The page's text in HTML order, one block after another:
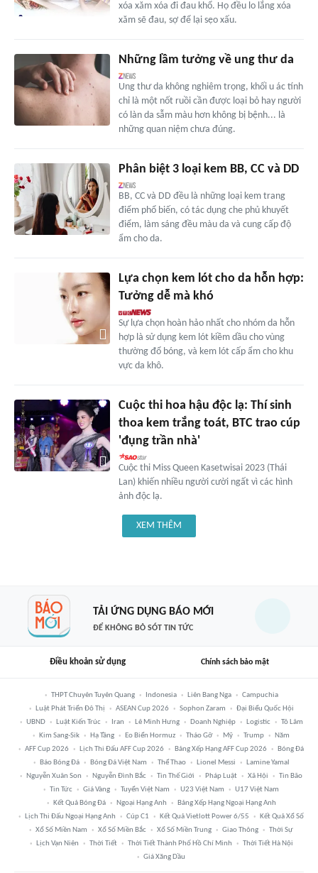
xóa xăm xóa đi đau khổ. Họ đều lo lắng xóa
xăm sẽ đau, sợ để lại sẹo xấu.
Những lầm tưởng về ung thư da
Ung thư da không nghiêm trọng, khối u ác tính
chỉ là một nốt ruồi cần được loại bỏ hay người
có làn da sẫm màu hơn không bị bệnh... là
những quan niệm chưa đúng.
Phân biệt 3 loại kem BB, CC và DD
BB, CC và DD đều là những loại kem trang
điểm phổ biến, có tác dụng che phủ khuyết
điểm, làm sáng đều màu da và cung cấp độ
ẩm cho da.
Lựa chọn kem lót cho da hỗn hợp:
Tưởng dễ mà khó
Sự lựa chọn hoàn hảo nhất cho nhóm da hỗn
hợp là sử dụng kem lót kiềm dầu cho vùng
thường đổ bóng, và kem lót cấp ẩm cho khu
vực da khô.
Cuộc thi hoa hậu độc lạ: Thí sinh
thoa kem trắng toát, BTC trao cúp
'đụng trần nhà'
Cuộc thi Miss Queen Kasetwisai 2023 (Thái
Lan) khiến nhiều người cười ngất vì các hình
ảnh độc lạ.
XEM THÊM
TẢI ỨNG DỤNG BÁO MỚI
ĐỂ KHÔNG BỎ SÓT TIN TỨC
Điều khoản sử dụng Chính sách bảo mật
THPT Chuyên Tuyên Quang Indonesia Liên Bang Nga
Campuchia
Luật Phát Triển Đô Thị
ASEAN Cup 2026 Sophon Zaram
Đại Biểu Quốc Hội
UBND
Luật Kiến Trúc Iran Lê Minh Hưng Doanh Nghiệp Logistic
Tô Lâm
Kim Sang-Sik
Hạ Tầng Eo Biển Hormuz Tháo Gỡ Mỹ Trump
Năm
AFF Cup 2026
Lịch Thi Đấu AFF Cup 2026 Bảng Xếp Hạng AFF Cup 2026
Bóng Đá
Báo Bóng Đá
Bóng Đá Việt Nam Thể Thao Lionel Messi
Lamine Yamal
Nguyễn Xuân Son
Nguyễn Đình Bắc Tin Thế Giới Pháp Luật Xã Hội
Tin Bão
Tin Tức
Giá Vàng Tuyển Việt Nam U23 Việt Nam
U17 Việt Nam
Kết Quả Bóng Đá
Ngoại Hạng Anh
Bảng Xếp Hạng Ngoại Hạng Anh
Lịch Thi Đấu Ngoại Hạng Anh
Cúp C1 Kết Quả Vietlott Power 6/55
Kết Quả Xổ Số
Xổ Số Miền Nam
Xổ Số Miền Bắc Xổ Số Miền Trung Giao Thông
Thời Sự
Lịch Vạn Niên
Thời Tiết Thời Tiết Thành Phố Hồ Chí Minh
Thời Tiết Hà Nội
Giá Xăng Dầu